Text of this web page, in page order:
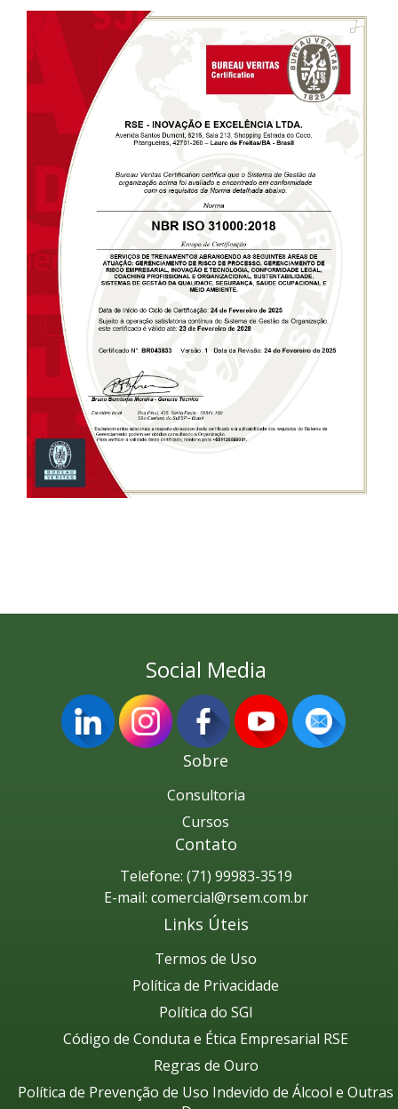
Social Media
Sobre
Consultoria
Cursos
Contato
Telefone: (71) 99983-3519
E-mail: comercial@rsem.com.br
Links Úteis
Termos de Uso
Política de Privacidade
Política do SGI
Código de Conduta e Ética Empresarial RSE
Regras de Ouro
Política de Prevenção de Uso Indevido de Álcool e Outras